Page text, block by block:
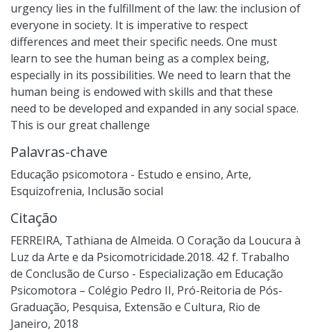
urgency lies in the fulfillment of the law: the inclusion of
everyone in society. It is imperative to respect
differences and meet their specific needs. One must
learn to see the human being as a complex being,
especially in its possibilities. We need to learn that the
human being is endowed with skills and that these
need to be developed and expanded in any social space.
This is our great challenge
Palavras-chave
Educação psicomotora - Estudo e ensino, Arte,
Esquizofrenia, Inclusão social
Citação
FERREIRA, Tathiana de Almeida. O Coração da Loucura à
Luz da Arte e da Psicomotricidade.2018. 42 f. Trabalho
de Conclusão de Curso - Especialização em Educação
Psicomotora – Colégio Pedro II, Pró-Reitoria de Pós-
Graduação, Pesquisa, Extensão e Cultura, Rio de
Janeiro, 2018